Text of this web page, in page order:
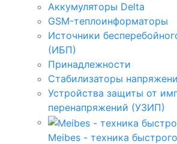
Аккумуляторы Delta
GSM-теплоинформаторы
Источники
(ИБП)
Принадлежности
Стабилизаторы
Устройства защиты от
перенапряжений (УЗИП)
Meibes - техника